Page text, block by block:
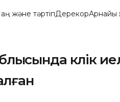
және тәртіпДерекқорАрнайы
көлік